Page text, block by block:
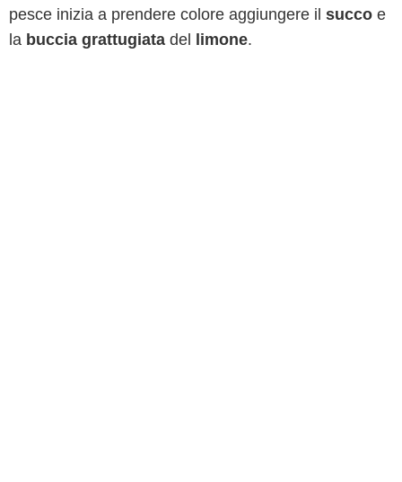
pesce inizia a prendere colore aggiungere il succo e
la buccia grattugiata del limone.